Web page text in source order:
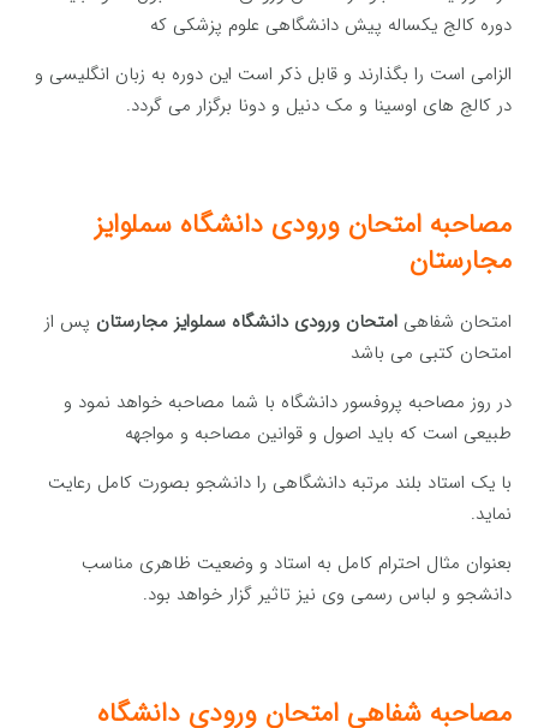
دوره کالج یکساله پیش دانشگاهی علوم پزشکی که
الزامی است را بگذارند و قابل ذکر است این دوره به زبان انگلیسی و
در کالج های اوسینا و مک دنیل و دونا برگزار می گردد.
مصاحبه امتحان ورودی دانشگاه سملوایز
مجارستان
امتحان شفاهیامتحان ورودی دانشگاه سملوایز مجارستان پس از
امتحان کتبی می باشد
در روز مصاحبه پروفسور دانشگاه با شما مصاحبه خواهد نمود و
طبیعی است که باید اصول و قوانین مصاحبه و مواجهه
با یک استاد بلند مرتبه دانشگاهی را دانشجو بصورت کامل رعایت
نماید.
بعنوان مثال احترام کامل به استاد و وضعیت ظاهری مناسب
دانشجو و لباس رسمی وی نیز تاثیر گزار خواهد بود.
مصاحبه شفاهی امتحان ورودی دانشگاه